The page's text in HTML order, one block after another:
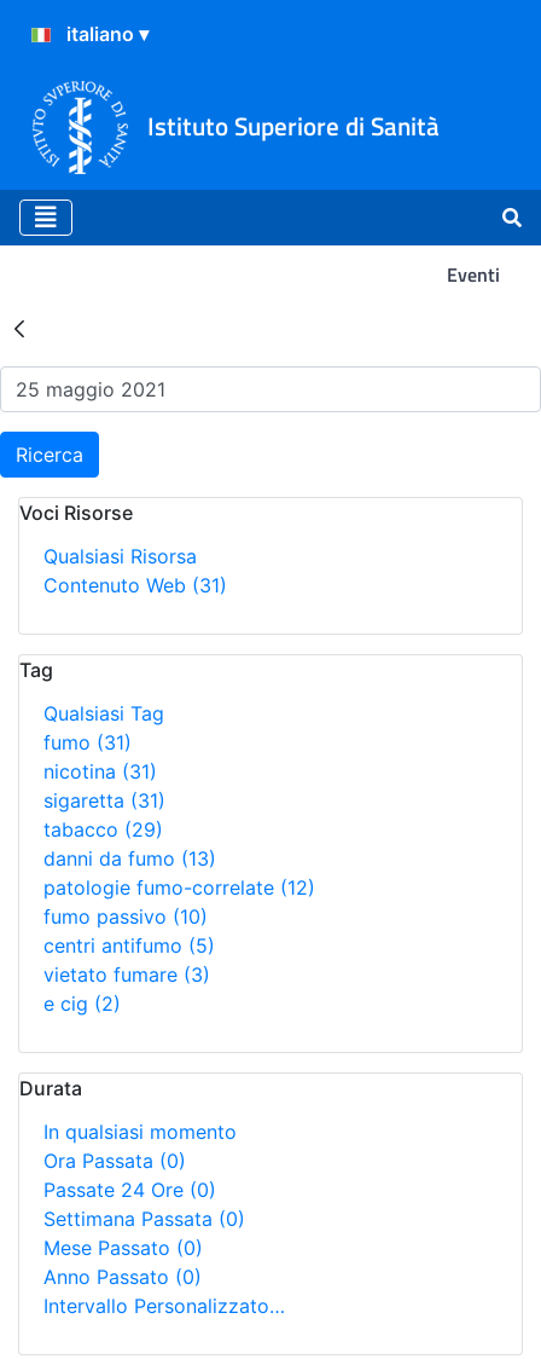
Istituto Superiore di Sanità
Eventi
Risultati della Ricerca -
Ricerca
Voci Risorse
Qualsiasi Risorsa
Contenuto Web (31)
Tag
Qualsiasi Tag
fumo (31)
nicotina (31)
sigaretta (31)
tabacco (29)
danni da fumo (13)
patologie fumo-correlate (12)
fumo passivo (10)
centri antifumo (5)
vietato fumare (3)
e cig (2)
Durata
In qualsiasi momento
Ora Passata (0)
Passate 24 Ore (0)
Settimana Passata (0)
Mese Passato (0)
Anno Passato (0)
Intervallo Personalizzato…